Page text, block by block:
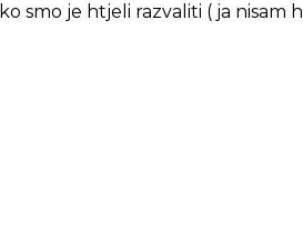
id=”7463”]
id=”7463”]
smo je htjeli razvaliti ( ja nisam